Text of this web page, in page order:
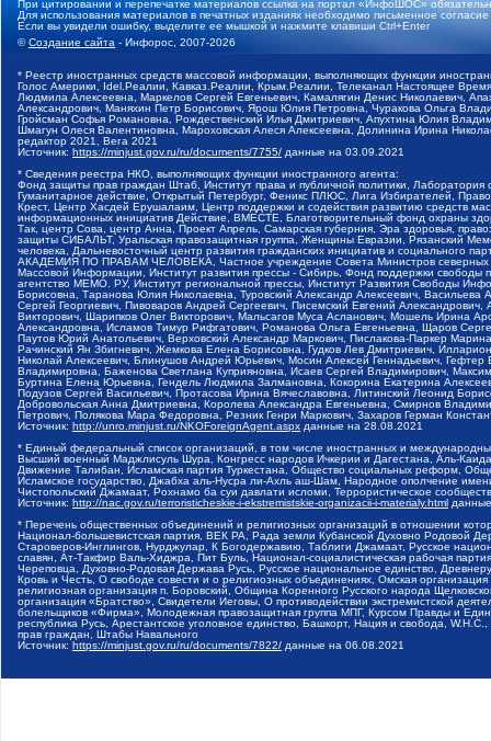
При цитировании и перепечатке материалов ссылка на портал «ИнфоШОС»
Для использования материалов в печатных изданиях необходимо письменное
Если вы увидели ошибку, выделите ее мышкой и нажмите клавиши Ctrl+Enter
©Создание сайта - Инфорос, 2007-2026
* Реестр иностранных средств массовой информации, выполняющих функции
Голос Америки, Idel.Реалии, Кавказ.Реалии, Крым.Реалии, Телеканал Настоящее
Людмила Алексеевна, Маркелов Сергей Евгеньевич, Камалягин Денис Николаевич,
Александрович, Маняхин Петр Борисович, Ярош Юлия Петровна, Чуракова Ольга
Гройсман Софья Романовна, Рождественский Илья Дмитриевич, Апухтина Юлия
Шмагун Олеся Валентиновна, Мароховская Алеся Алексеевна, Долинина Ирина
редактор 2021, Вега 2021
Источник: https://minjust.gov.ru/ru/documents/7755/ данные на 03.09.2021
* Сведения реестра НКО, выполняющих функции иностранного агента:
Фонд защиты прав граждан Штаб, Институт права и публичной политики,
Гуманитарное действие, Открытый Петербург, Феникс ПЛЮС, Лига Избирателей,
Крест, Центр Хасдей Ерушалаим, Центр поддержки и содействия развитию средств
информационных инициатив Действие, ВМЕСТЕ, Благотворительный фонд охраны
Так, центр Сова, центр Анна, Проект Апрель, Самарская губерния, Эра здоровья,
защиты СИБАЛЬТ, Уральская правозащитная группа, Женщины Евразии, Рязанский
человека, Дальневосточный центр развития гражданских инициатив и социального
АКАДЕМИЯ ПО ПРАВАМ ЧЕЛОВЕКА, Частное учреждение Совета Министров северных
Массовой Информации, Институт развития прессы - Сибирь, Фонд поддержки
агентство МЕМО. РУ, Институт региональной прессы, Институт Развития Свободы
Борисовна, Таранова Юлия Николаевна, Туровский Александр Алексеевич,
Сергей Георгиевич, Пивоваров Андрей Сергеевич, Писемский Евгений
Викторович, Шарипков Олег Викторович, Мальсагов Муса Асланович, Мошель Ирина
Александровна, Исламов Тимур Рифгатович, Романова Ольга Евгеньевна, Щаров
Паутов Юрий Анатольевич, Верховский Александр Маркович, Пислакова-Паркер
Рачинский Ян Збигневич, Жемкова Елена Борисовна, Гудков Лев Дмитриевич,
Николай Алексеевич, Блинушов Андрей Юрьевич, Мосин Алексей Геннадьевич,
Владимировна, Баженова Светлана Куприяновна, Исаев Сергей Владимирович,
Буртина Елена Юрьевна, Гендель Людмила Залмановна, Кокорина Екатерина
Подузов Сергей Васильевич, Протасова Ирина Вячеславовна, Литинский Леонид
Добровольская Анна Дмитриевна, Королева Александра Евгеньевна, Смирнов
Петрович, Полякова Мара Федоровна, Резник Генри Маркович, Захаров Герман
Источник: http://unro.minjust.ru/NKOForeignAgent.aspx данные на 28.08.2021
* Единый федеральный список организаций, в том числе иностранных и
Высший военный Маджлисуль Шура, Конгресс народов Ичкерии и Дагестана, Аль-
Движение Талибан, Исламская партия Туркестана, Общество социальных реформ,
Исламское государство, Джабха аль-Нусра ли-Ахль аш-Шам, Народное ополчение
Чистопольский Джамаат, Рохнамо ба суи давлати исломи, Террористическое
Источник: http://nac.gov.ru/terroristicheskie-i-ekstremistskie-organizacii-i-materialy.html
* Перечень общественных объединений и религиозных организаций в отношении
Национал-большевистская партия, ВЕК РА, Рада земли Кубанской Духовно Родовой
Староверов-Инглингов, Нурджулар, К Богодержавию, Таблиги Джамаат, Русское
славян, Ат-Такфир Валь-Хиджра, Пит Буль, Национал-социалистическая рабочая
Череповца, Духовно-Родовая Держава Русь, Русское национальное единство,
Кровь и Честь, О свободе совести и о религиозных объединениях, Омская
религиозная организация п. Боровский, Община Коренного Русского народа
организация «Братство», Свидетели Иеговы, О противодействии экстремистской
болельщиков «Фирма», Молодежная правозащитная группа МПГ, Курсом Правды и
республика Русь, Арестантское уголовное единство, Башкорт, Нация и свобода,
прав граждан, Штабы Навального
Источник: https://minjust.gov.ru/ru/documents/7822/ данные на 06.08.2021